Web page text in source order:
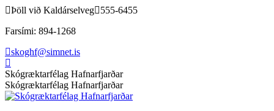
Skip
content
Þöll við Kaldárselveg
555-6455
Farsími: 894-1268
skoghf@simnet.is
page
opens
in
Skógræktarfélag Hafnarfjarðar
Skógræktarfélag Hafnarfjarðar